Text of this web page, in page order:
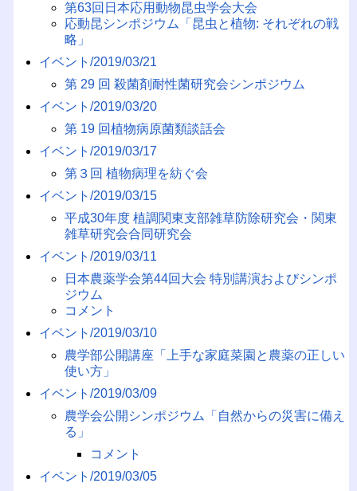
第63回日本応用動物昆虫学会大会
応動昆シンポジウム「昆虫と植物: それぞれの戦
略」
イベント/2019/03/21
第 29 回 殺菌剤耐性菌研究会シンポジウム
イベント/2019/03/20
第 19 回植物病原菌類談話会
イベント/2019/03/17
第３回 植物病理を紡ぐ会
イベント/2019/03/15
平成30年度 植調関東支部雑草防除研究会・関東
雑草研究会合同研究会
イベント/2019/03/11
日本農薬学会第44回大会 特別講演およびシンポ
ジウム
コメント
イベント/2019/03/10
農学部公開講座「上手な家庭菜園と農薬の正しい
使い方」
イベント/2019/03/09
農学会公開シンポジウム「自然からの災害に備え
る」
コメント
イベント/2019/03/05